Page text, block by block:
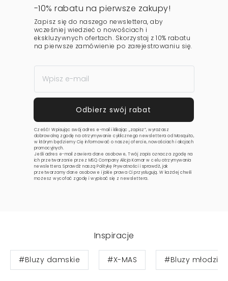
-10% rabatu na pierwsze zakupy!
Zapisz się do naszego newslettera, aby
wcześniej wiedzieć o nowościach i
ekskluzywnych ofertach. Skorzystaj z 10% rabatu
na pierwsze zamówienie po zarejestrowaniu się.
Cześć! Wpisując swój adres e-mail i klikając „zapisz”, wyrażasz
dobrowolną zgodę na otrzymywanie cyklicznego newslettera od Mosquito,
w którym będziemy Cię informować o naszej ofercie, nowościach i akcjach
promocyjnych.
Jeśli adres e-mail zawiera dane osobowe, Twój zapis oznacza zgodę na
ich przetwarzanie przez MSQ Company Alicja Komar w celu otrzymywania
newslettera. Sprawdź naszą Politykę Prywatnościi sprawdź, jak
przetwarzamy dane osobowe i jakie prawa Ci przysługują. W każdej chwili
możesz wycofać zgodę i wypisać się z newslettera.
Inspiracje
#Bluzy damskie #X-MAS #Bluzy